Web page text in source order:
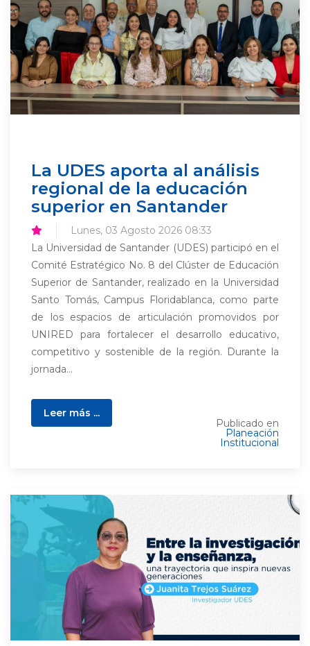
La UDES aporta al análisis
regional de la educación
superior en Santander
Lunes, 03 Agosto 2026 08:33
La Universidad de Santander (UDES) participó en el
Comité Estratégico No. 8 del Clúster de Educación
Superior de Santander, realizado en la Universidad
Santo Tomás, Campus Floridablanca, como parte
de los espacios de articulación promovidos por
UNIRED para fortalecer el desarrollo educativo,
competitivo y sostenible de la región. Durante la
jornada...
Leer más ...
Publicado en
Planeación
Institucional